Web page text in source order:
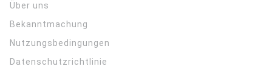
Über uns
Bekanntmachung
Nutzungsbedingungen
Datenschutzrichtlinie